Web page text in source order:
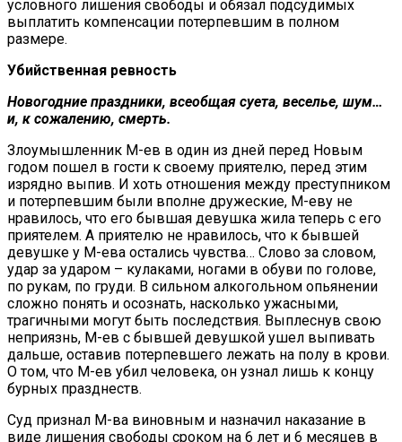
условного лишения свободы и обязал подсудимых
выплатить компенсации потерпевшим в полном
размере.
Убийственная ревность
Новогодние праздники, всеобщая суета, веселье, шум…
и, к сожалению, смерть.
Злоумышленник М-ев в один из дней перед Новым
годом пошел в гости к своему приятелю, перед этим
изрядно выпив. И хоть отношения между преступником
и потерпевшим были вполне дружеские, М-еву не
нравилось, что его бывшая девушка жила теперь с его
приятелем. А приятелю не нравилось, что к бывшей
девушке у М-ева остались чувства… Слово за словом,
удар за ударом – кулаками, ногами в обуви по голове,
по рукам, по груди. В сильном алкогольном опьянении
сложно понять и осознать, насколько ужасными,
трагичными могут быть последствия. Выплеснув свою
неприязнь, М-ев с бывшей девушкой ушел выпивать
дальше, оставив потерпевшего лежать на полу в крови.
О том, что М-ев убил человека, он узнал лишь к концу
бурных празднеств.
Суд признал М-ва виновным и назначил наказание в
виде лишения свободы сроком на 6 лет и 6 месяцев в